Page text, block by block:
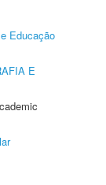
Educação
E